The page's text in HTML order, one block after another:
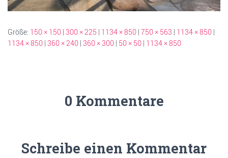
Größe: 150 × 150 | 300 × 225 | 1134 × 850 | 750 × 563 | 1134 × 850 |
1134 × 850 | 360 × 240 | 360 × 300 | 50 × 50 | 1134 × 850
0 Kommentare
Schreibe einen Kommentar